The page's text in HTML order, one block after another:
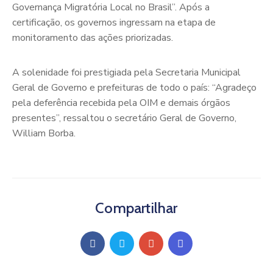
Governança Migratória Local no Brasil”. Após a
certificação, os governos ingressam na etapa de
monitoramento das ações priorizadas.
A solenidade foi prestigiada pela Secretaria Municipal
Geral de Governo e prefeituras de todo o país: “Agradeço
pela deferência recebida pela OIM e demais órgãos
presentes”, ressaltou o secretário Geral de Governo,
William Borba.
Compartilhar